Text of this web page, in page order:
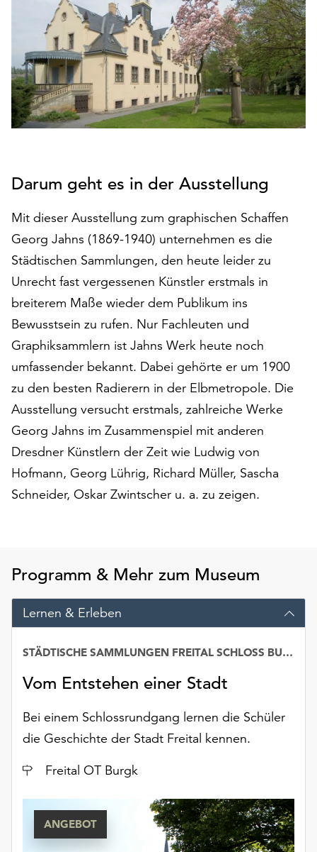
notwendig
(funktionale
Cookies),
sowie
solche,
die
lediglich
genutzt
Klicken
Sie
auf
„Alle
akzeptieren“,
alle
Cookies
zu
akzeptieren.
Sie
können
Ihr
Einverständnis
jederzeit
ändern
und
am
der
Seite
Schaltfläche
Einstellungen“
Verfügung.
Funktionale
werden
ohne
Einverständnis
Darum geht es in der Ausstellung
Mit dieser Ausstellung zum graphischen Schaffen
Georg Jahns (1869-1940) unternehmen es die
Städtischen Sammlungen, den heute leider zu
Unrecht fast vergessenen Künstler erstmals in
breiterem Maße wieder dem Publikum ins
Bewusstsein zu rufen. Nur Fachleuten und
Graphiksammlern ist Jahns Werk heute noch
umfassender bekannt. Dabei gehörte er um 1900
zu den besten Radierern in der Elbmetropole. Die
Ausstellung versucht erstmals, zahlreiche Werke
Georg Jahns im Zusammenspiel mit anderen
Dresdner Künstlern der Zeit wie Ludwig von
Hofmann, Georg Lührig, Richard Müller, Sascha
Schneider, Oskar Zwintscher u. a. zu zeigen.
Programm & Mehr zum Museum
Lernen & Erleben
Vom Entstehen einer Stadt
STÄDTISCHE SAMMLUNGEN FREITAL SCHLOSS BURGK
Bei einem Schlossrundgang lernen die Schüler
die Geschichte der Stadt Freital kennen.
Ort
Freital OT Burgk
ANGEBOT